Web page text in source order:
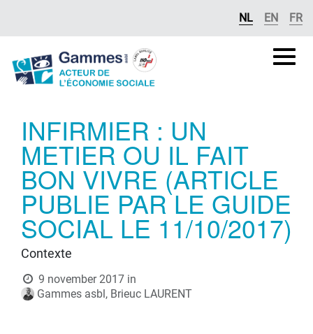
NL EN FR
Gammes
asbl
INFIRMIER : UN
METIER OU IL FAIT
BON VIVRE (ARTICLE
PUBLIE PAR LE GUIDE
SOCIAL LE 11/10/2017)
Contexte
9 november 2017 in
Gammes asbl, Brieuc LAURENT